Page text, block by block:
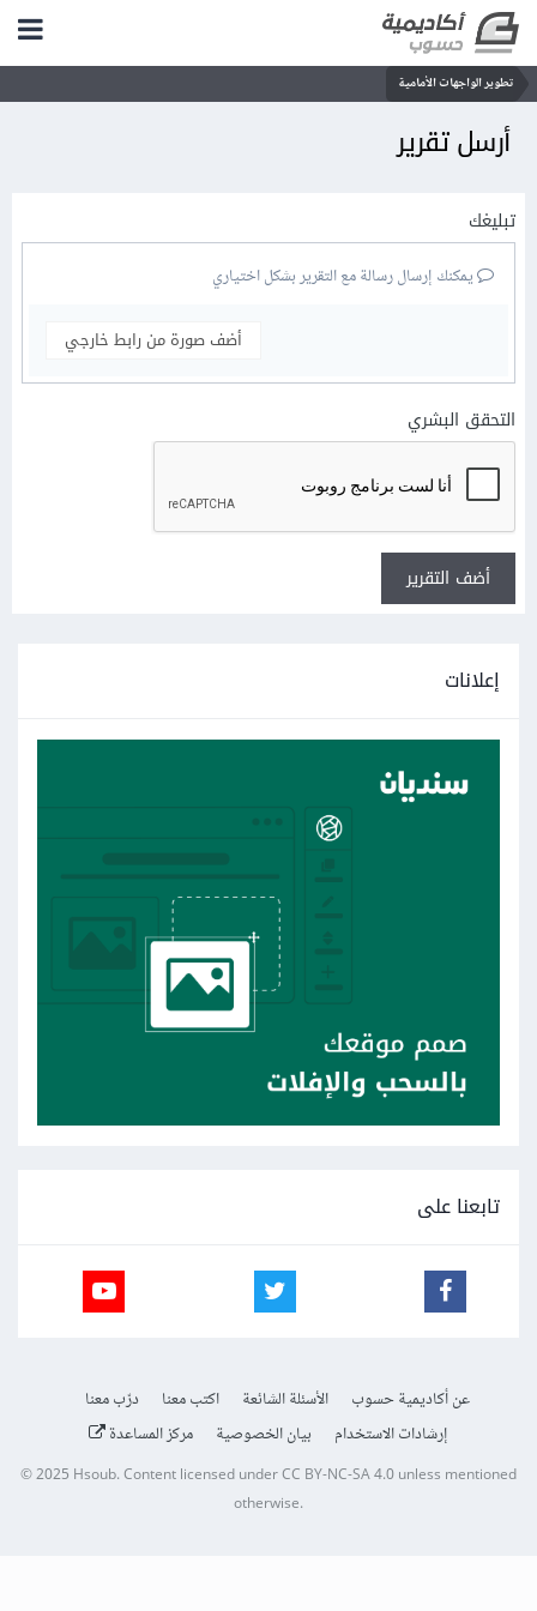
تطوير الواجهات الأمامية
أرسل تقرير
تبليغك
يمكنك إرسال رسالة مع التقرير بشكل اختياري
أضف صورة من رابط خارجي
التحقق البشري
أضف التقرير
إعلانات
تابعنا على
عن أكاديمية حسوب الأسئلة الشائعة اكتب معنا
درّب معنا
إرشادات الاستخدام
بيان الخصوصية مركز المساعدة
© 2025 Hsoub.Content licensed underCC BY-NC-SA 4.0unless mentioned
otherwise.